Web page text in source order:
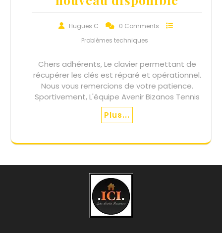
Hugues C
0 Comments
Problèmes techniques
Chers adhérents, Le clavier permettant de
récupérer les clés est réparé et opérationnel.
Nous vous remercions de votre patience.
Sportivement, L'équipe Avenir Bizanos Tennis
Plus...